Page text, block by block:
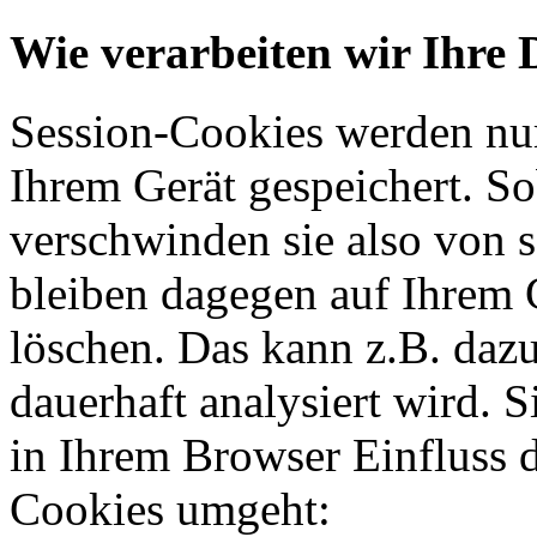
Wie verarbeiten wir Ihre
Session-Cookies werden
Ihrem Gerät gespeichert.
verschwinden sie also von
bleiben dagegen auf Ihrem
löschen. Das kann z.B.
dauerhaft analysiert wird.
in Ihrem Browser Einfluss
Cookies umgeht: